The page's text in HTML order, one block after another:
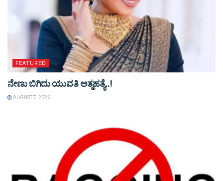
FEATURED
ನೇಣು ಬಿಗಿದು ಯುವತಿ ಆತ್ಮಹತ್ಯೆ..!
AUGUST 7, 2026